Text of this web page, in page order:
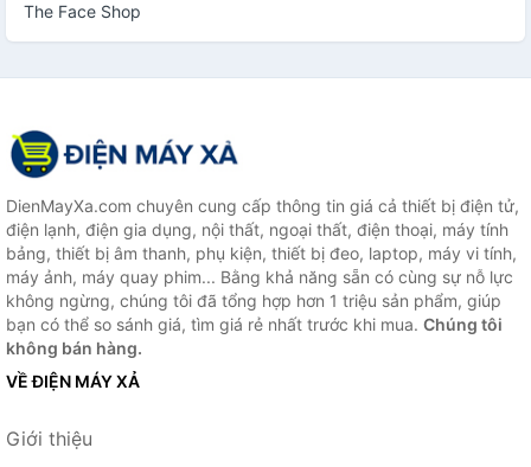
The Face Shop
DienMayXa.com chuyên cung cấp thông tin giá cả thiết bị điện tử,
điện lạnh, điện gia dụng, nội thất, ngoại thất, điện thoại, máy tính
bảng, thiết bị âm thanh, phụ kiện, thiết bị đeo, laptop, máy vi tính,
máy ảnh, máy quay phim... Bằng khả năng sẵn có cùng sự nỗ lực
không ngừng, chúng tôi đã tổng hợp hơn 1 triệu sản phẩm, giúp
bạn có thể so sánh giá, tìm giá rẻ nhất trước khi mua. Chúng tôi
không bán hàng.
VỀ ĐIỆN MÁY XẢ
Giới thiệu